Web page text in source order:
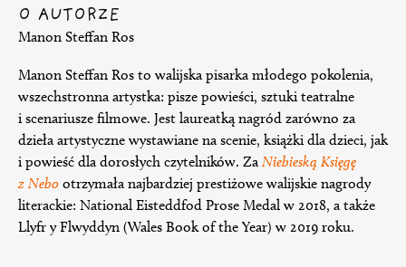
O AUTORZE
Manon Steffan Ros
Manon Steffan Ros to walijska pisarka młodego pokolenia,
wszechstronna artystka: pisze powieści, sztuki teatralne
i scenariusze filmowe. Jest laureatką nagród zarówno za
dzieła artystyczne wystawiane na scenie, książki dla dzieci, jak
i powieść dla dorosłych czytelników. Za Niebieską Księgę
z Nebo otrzymała najbardziej prestiżowe walijskie nagrody
literackie: National Eisteddfod Prose Medal w 2018, a także
Llyfr y Flwyddyn (Wales Book of the Year) w 2019 roku.